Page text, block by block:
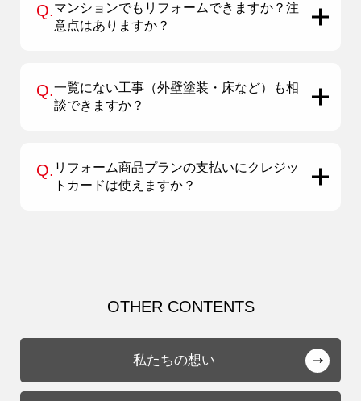
Q.マンションでもリフォームできますか？注
意点はありますか？
Q.一覧にない工事（外壁塗装・床など）も相
談できますか？
Q. リフォーム商品プランの支払いにクレジッ
トカードは使えますか？
OTHER CONTENTS
私たちの想い